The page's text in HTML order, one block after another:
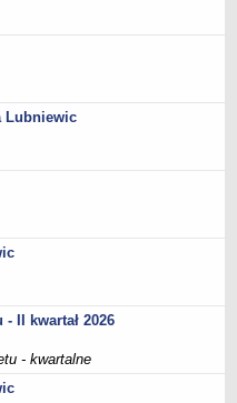
Lubniewic
II kwartał 2026
- kwartalne